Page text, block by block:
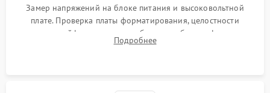
Замер напряжений на блоке питания и высоковольтной
плате. Проверка платы форматирования, целостности
плоских шлейфов сканера и работоспособности флажков и
оптопар (датчиков прохождения бумаги).
Подробнее